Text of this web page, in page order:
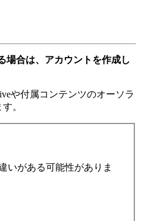
場合は、アカウントを作成し
や付属コンテンツのオーソラ
。
いがある可能性がありま